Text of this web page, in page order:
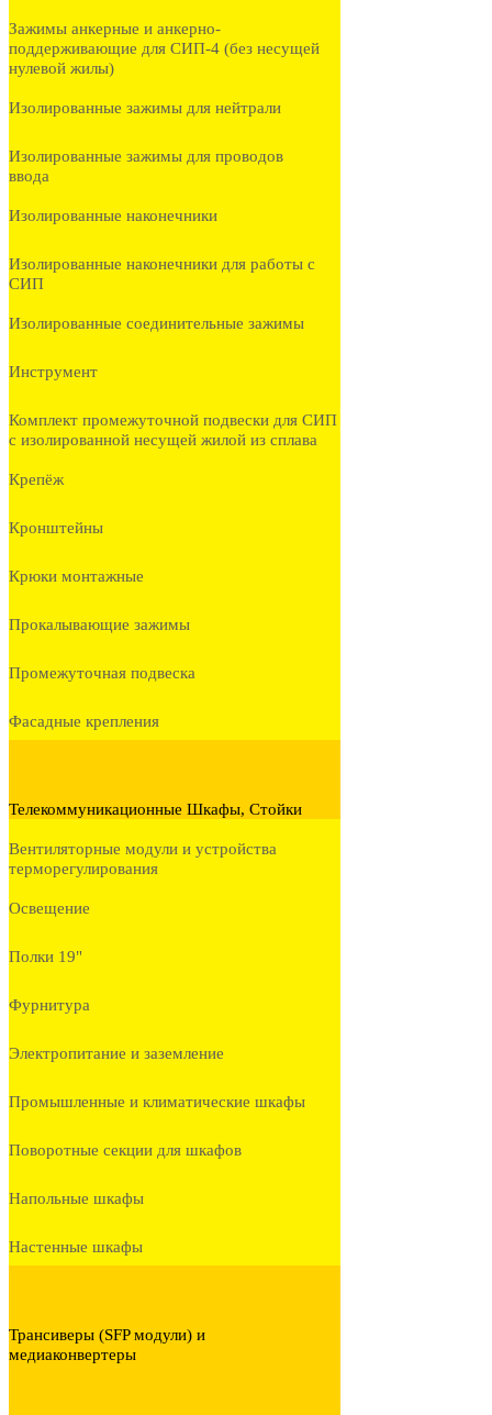
Зажимы анкерные и анкерно-
поддерживающие для СИП-4 (без несущей
нулевой жилы)
Изолированные зажимы для нейтрали
Изолированные зажимы для проводов
ввода
Изолированные наконечники
Изолированные наконечники для работы с
СИП
Изолированные соединительные зажимы
Инструмент
Комплект промежуточной подвески для СИП
с изолированной несущей жилой из сплава
Крепёж
Кронштейны
Крюки монтажные
Прокалывающие зажимы
Промежуточная подвеска
Фасадные крепления
Телекоммуникационные Шкафы, Стойки
Вентиляторные модули и устройства
терморегулирования
Освещение
Полки 19"
Фурнитура
Электропитание и заземление
Промышленные и климатические шкафы
Поворотные секции для шкафов
Напольные шкафы
Настенные шкафы
Трансиверы (SFP модули) и
медиаконвертеры